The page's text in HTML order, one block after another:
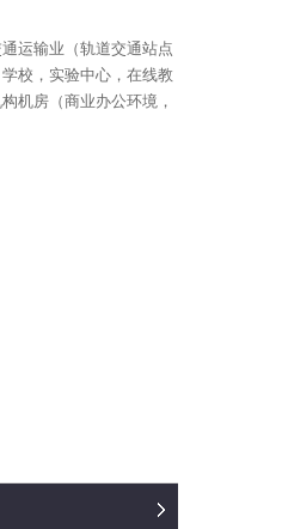
运输业（轨道交通站点
校，实验中心，在线教
机房（商业办公环境，